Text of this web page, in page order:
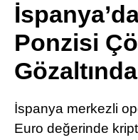
Ponzisi
Gözaltında
İspanya merkezli
Euro değerinde